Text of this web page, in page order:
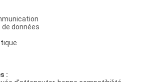
de données
: